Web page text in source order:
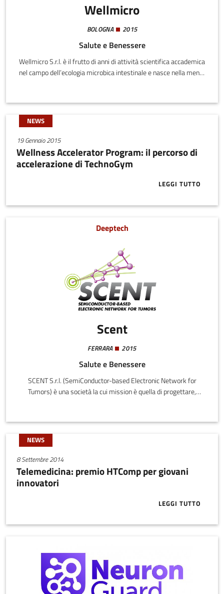
Wellmicro
BOLOGNA 2015
Salute e Benessere
Wellmicro S.r.l. è il frutto di anni di attività scientifica accademica
nel campo dell’ecologia microbica intestinale e nasce nella mente
laboratori d’Europa.
NEWS
19 Gennaio 2015
Wellness Accelerator Program: il percorso di
accelerazione di TechnoGym
LEGGI TUTTO
ABOUT
Deeptech
Scent
FERRARA 2015
Salute e Benessere
SCENT S.r.l. (SemiConductor-based Electronic Network for
Tumors) è una società la cui mission è quella di progettare,
chimiche nelle composizioni dei gas emessi dal corpo, sia
direttamente che indirettamente attraverso materiale organico.
NEWS
8 Settembre 2014
Telemedicina: premio HTComp per giovani
innovatori
LEGGI TUTTO
ABOUT